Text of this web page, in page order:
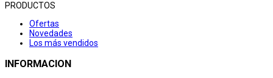
PRODUCTOS
Ofertas
Novedades
Los más vendidos
INFORMACION